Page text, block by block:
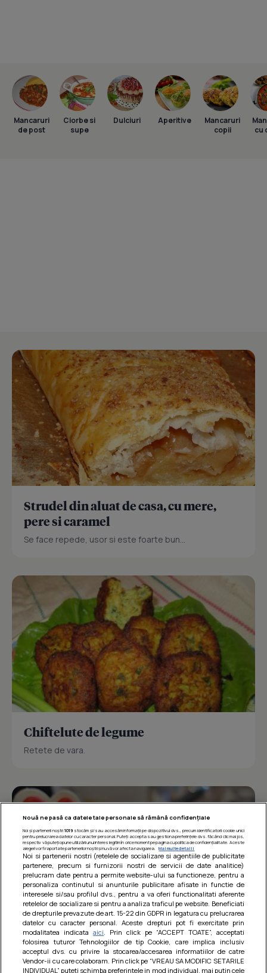
Mancaruri
de post
Ciorbe si
supe
Dulciuri Aperitive
Mancaruri
copii
cu
Strudel din aluat de casa, cu mere,
pere si caramel
Se face repede, usor si este foarte bun...
Chiftelute de legume
Retete de vara.
Barcute din vinete cu arpagic rosu
Un deliciu usor de preparat!
Nouă ne pasă ca datele tale personale să rămână confidențiale
Noi și partenerii noștri 1019stocăm și/sau accesăm informații pe dispozitivul dvs., precum identificatorii cookie unici
pentru prelucrarea datelor cu caracter personal. Puteți accepta sau gestiona preferințele dvs. făcând clic mai jos,
respectiv vă puteți opune utilizării unui interes legitim în orice moment pe pagina cu politica de confidențialitate. Aceste
alegeri vor fi raportate partenerilor noștri și nu vă vor afecta navigarea.
Mai multe detalii
Noi si partenerii nostri (retelele de socializare si agentiile de publicitate
partenere, precum si furnizorii nostri de servicii de date analitice)
prelucram date pentru a permite website-ului sa functioneze, pentru a
personaliza continutul si anunturile publicitare afisate in functie de
interesele si/sau profilul dvs., pentru a va oferi functionalitati aferente
retelelor de socializare si pentru a analiza traficul pe website. Beneficiati
de drepturile prevazute de art. 15-22 din GDPR in legatura cu prelucrarea
datelor cu caracter personal. Aceste drepturi pot fi exercitate prin
modalitatea indicataaici . Prin click pe “ACCEPT TOATE”, acceptati
folosirea tuturor Tehnologiilor de tip Cookie, care implica inclusiv
acceptul dvs. cu privire la stocarea/accesarea informatiilor de catre
Vendor-ii cu care colaboram. Prin click pe “VREAU SA MODIFIC SETARILE
INDIVIDUAL” puteti schimba preferintele in mod individual, mai putin cele